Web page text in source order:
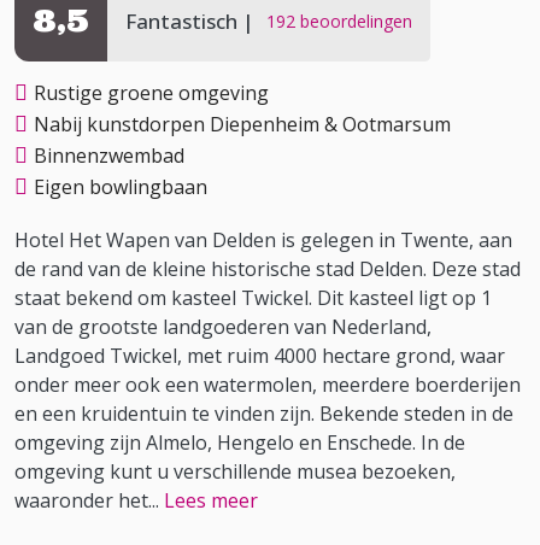
Fantastisch 192 beoordelingen
8,5
Rustige groene omgeving
Nabij kunstdorpen Diepenheim & Ootmarsum
Binnenzwembad
Eigen bowlingbaan
Hotel Het Wapen van Delden is gelegen in Twente, aan
de rand van de kleine historische stad Delden. Deze stad
staat bekend om kasteel Twickel. Dit kasteel ligt op 1
van de grootste landgoederen van Nederland,
Landgoed Twickel, met ruim 4000 hectare grond, waar
onder meer ook een watermolen, meerdere boerderijen
en een kruidentuin te vinden zijn. Bekende steden in de
omgeving zijn Almelo, Hengelo en Enschede. In de
omgeving kunt u verschillende musea bezoeken,
waaronder het... Lees meer